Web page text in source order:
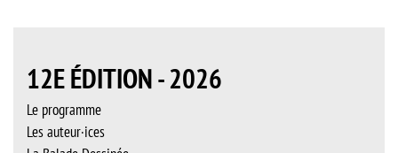
12E ÉDITION - 2026
Le programme
Les auteur·ices